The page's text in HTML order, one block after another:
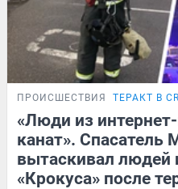
ПРОИСШЕСТВИЯ ТЕРАКТ В
«Люди из
канат».
вытаскивал
«Крокуса» после